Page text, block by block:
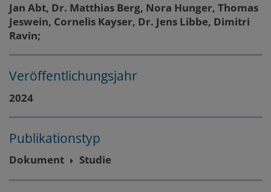
Jan Abt, Dr. Matthias Berg, Nora Hunger, Thomas
Jeswein, Cornelis Kayser, Dr. Jens Libbe, Dimitri
Ravin;
Veröffentlichungsjahr
2024
Publikationstyp
Dokument Studie